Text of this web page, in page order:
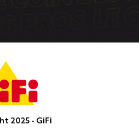
2025 - GiFi